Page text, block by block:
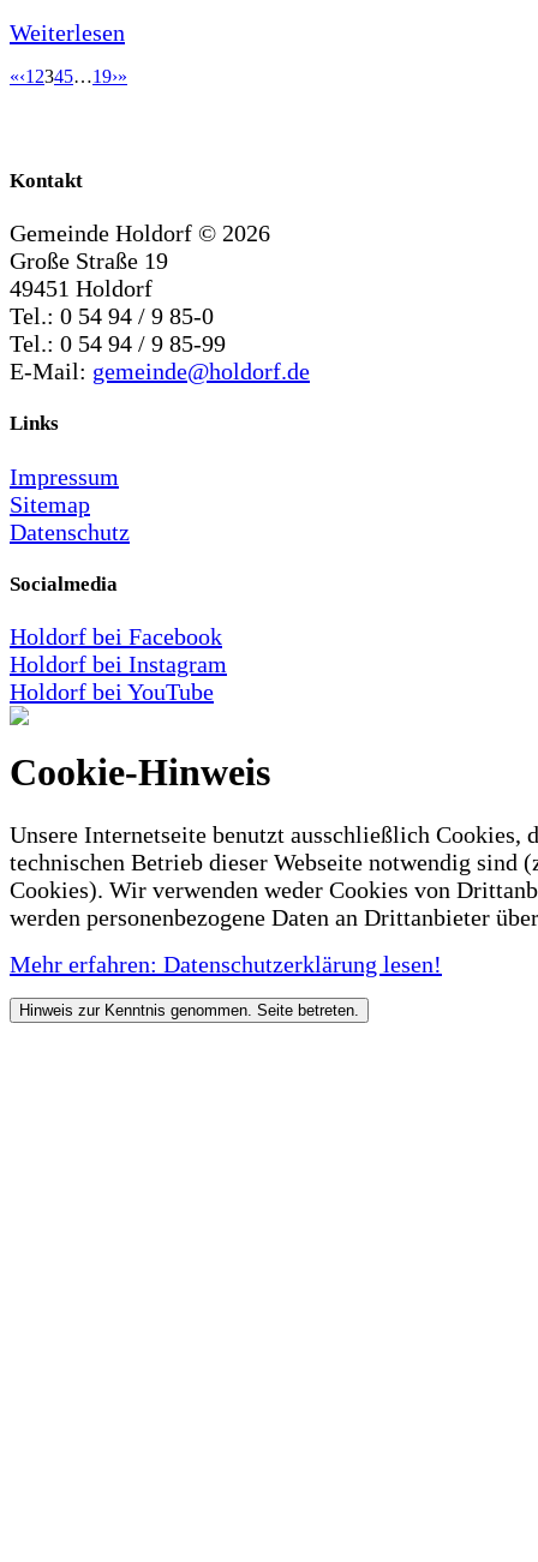
Weiterlesen
«‹1 2345…19›»
Kontakt
Gemeinde Holdorf © 2026
Große Straße 19
49451 Holdorf
Tel.: 0 54 94 / 9 85-0
Tel.: 0 54 94 / 9 85-99
E-Mail: gemeinde@holdorf.de
Links
Impressum
Sitemap
Datenschutz
Socialmedia
Holdorf bei Facebook
Holdorf bei Instagram
Holdorf bei YouTube
Cookie-Hinweis
Unsere Internetseite benutzt ausschließlich Cookies,
technischen Betrieb dieser Webseite notwendig sind
Cookies). Wir verwenden weder Cookies von
werden personenbezogene Daten an Drittanbieter
Mehr erfahren: Datenschutzerklärung lesen!
Hinweis zur Kenntnis genommen. Seite betreten.